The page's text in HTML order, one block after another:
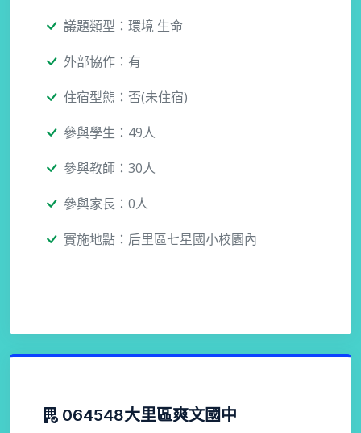
議題類型：環境 生命
外部協作：有
住宿型態：否(未住宿)
參與學生：49人
參與教師：30人
參與家長：0人
實施地點：后里區七星國小校園內
064548大里區爽文國中